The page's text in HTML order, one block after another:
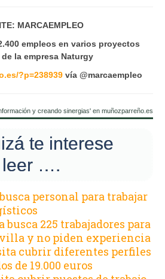
MARCAEMPLEO
empleos en varios proyectos
la empresa Naturgy
?p=238939vía @marcaempleo
y creando sinergias' en muñozparreño.es
te interese
leer ….
personal para trabajar
busca 225 trabajadores para
y no piden experiencia
cubrir diferentes perfiles
de 19.000 euros